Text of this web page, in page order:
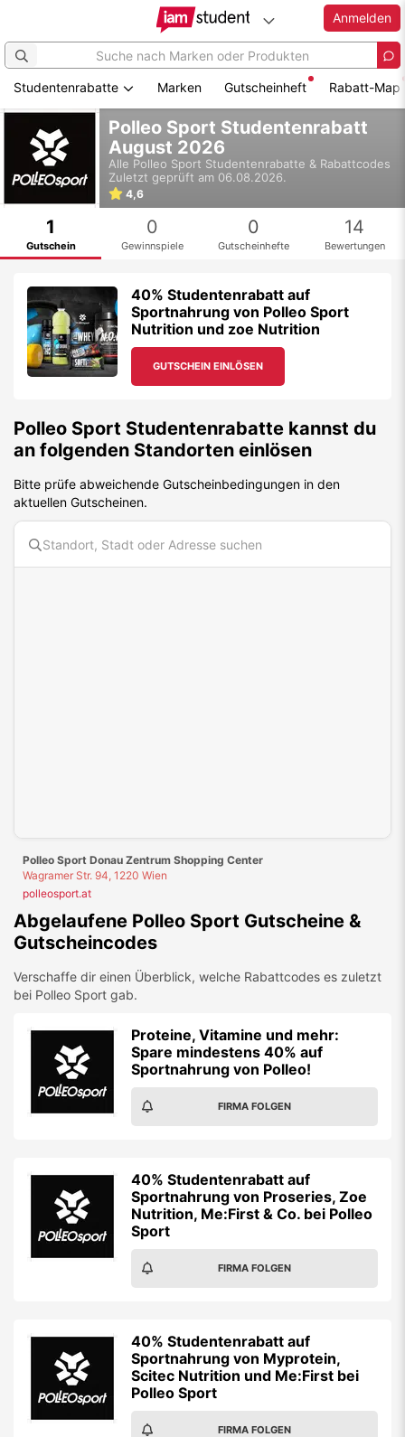
Zum
Hauptinhalt
springen
Anmelden
Studentenrabatte Marken Gutscheinheft Rabatt-Map
Polleo Sport Studentenrabatt
August 2026
Alle Polleo Sport Studentenrabatte & Rabattcodes
Zuletzt geprüft am 06.08.2026.
4,6
1
Gutschein
0
Gewinnspiele
0
Gutscheinhefte
14
Bewertungen
40% Studentenrabatt auf
Sportnahrung von Polleo Sport
Nutrition und zoe Nutrition
GUTSCHEIN EINLÖSEN
Polleo Sport Studentenrabatte kannst du
an folgenden Standorten einlösen
Bitte prüfe abweichende Gutscheinbedingungen in den
aktuellen Gutscheinen.
Sportnahrung von Polleo!
40% Studentenrabatt auf
Sportnahrung von Proseries, Zoe
Nutrition, Me:First & Co. bei Polleo
FIRMA FOLGEN
Polleo Sport
FIRMA FOLGEN
Polleo Sport
FIRMA FOLGEN